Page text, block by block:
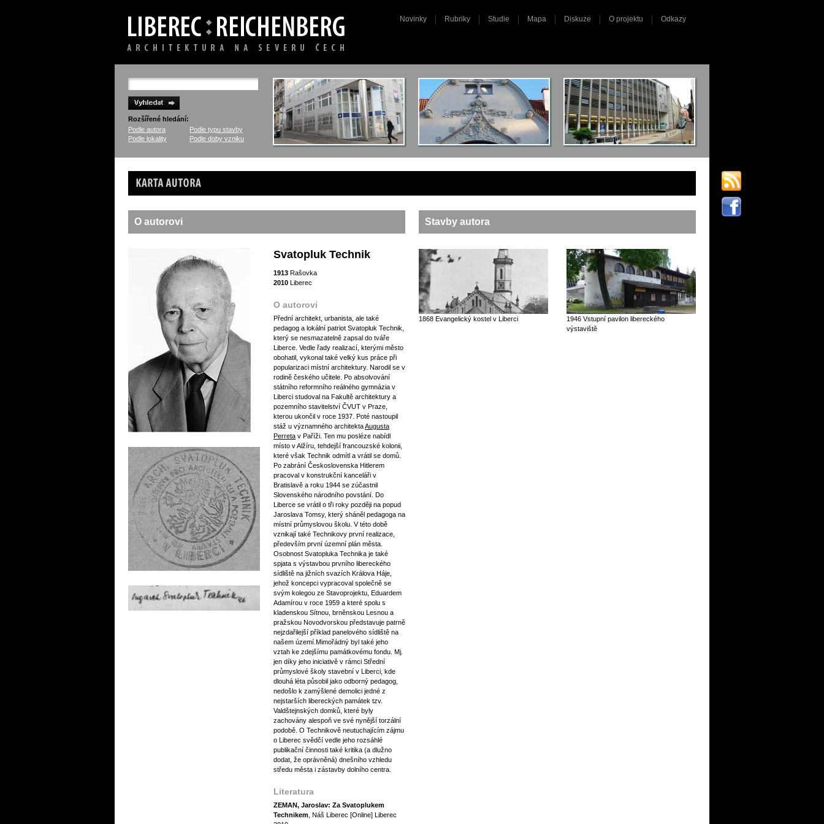
Novinky Rubriky Studie Mapa Diskuze O projektu Odkazy
Rozšířené hledání:
Podle autora
Podle typu stavby
Podle lokality
Podle doby vzniku
Karta autora
O autorovi
Svatopluk Technik
1913 Rašovka
2010 Liberec
O autorovi
Přední architekt, urbanista, ale také
pedagog a lokální patriot Svatopluk Technik,
který se nesmazatelně zapsal do tváře
Liberce. Vedle řady realizací, kterými město
obohatil, vykonal také velký kus práce při
popularizaci místní architektury. Narodil se v
rodině českého učitele. Po absolvování
státního reformního reálného gymnázia v
Liberci studoval na Fakultě architektury a
pozemního stavitelství ČVUT v Praze,
kterou ukončil v roce 1937. Poté nastoupil
stáž u významného architektaAugusta
Perreta v Paříži. Ten mu posléze nabídl
místo v Alžíru, tehdejší francouzské kolonii,
které však Technik odmítl a vrátil se domů.
Po zabrání Československa Hitlerem
pracoval v konstrukční kanceláři v
Bratislavě a roku 1944 se zúčastnil
Slovenského národního povstání. Do
Liberce se vrátil o tři roky později na popud
Jaroslava Tomsy, který sháněl pedagoga na
místní průmyslovou školu. V této době
vznikají také Technikovy první realizace,
především první územní plán města.
Osobnost Svatopluka Technika je také
spjata s výstavbou prvního libereckého
sídliště na jižních svazích Králova Háje,
jehož koncepci vypracoval společně se
svým kolegou ze Stavoprojektu, Eduardem
Adamírou v roce 1959 a které spolu s
kladenskou Sítnou, brněnskou Lesnou a
pražskou Novodvorskou představuje patrně
nejzdařilejší příklad panelového sídliště na
našem území.Mimořádný byl také jeho
vztah ke zdejšímu památkovému fondu. Mj.
jen díky jeho iniciativě v rámci Střední
průmyslové školy stavební v Liberci, kde
dlouhá léta působil jako odborný pedagog,
nedošlo k zamýšlené demolici jedné z
nejstarších libereckých památek tzv.
Valdštejnských domků, které byly
zachovány alespoň ve své nynější torzální
podobě. O Technikově neutuchajícím zájmu
o Liberec svědčí vedle jeho rozsáhlé
publikační činnosti také kritika (a dlužno
dodat, že oprávněná) dnešního vzhledu
středu města i zástavby dolního centra.
Literatura
ZEMAN, Jaroslav: Za Svatoplukem
Technikem , Náš Liberec [Online] Liberec
Stavby autora
1868 Evangelický kostel v Liberci
1946 Vstupní pavilon libereckého
výstaviště